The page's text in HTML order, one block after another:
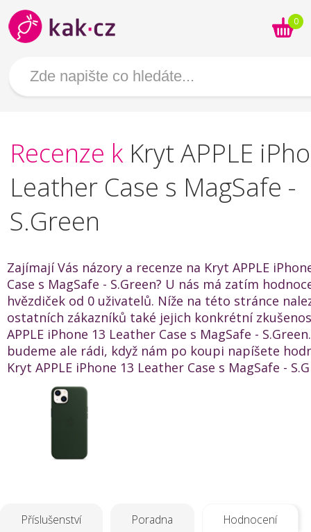
0
Recenze k Kryt APPLE
Leather Case s MagSafe -
S.Green
Zajímají Vás názory a recenze na Kryt APPLE
Case s MagSafe - S.Green? U nás má zatím
hvězdiček od 0 uživatelů. Níže na této stránce
ostatních zákazníků také jejich konkrétní
APPLE iPhone 13 Leather Case s MagSafe -
budeme ale rádi, když nám po koupi napíšete
Kryt APPLE iPhone 13 Leather Case s MagSafe -
Příslušenství Poradna Hodnocení